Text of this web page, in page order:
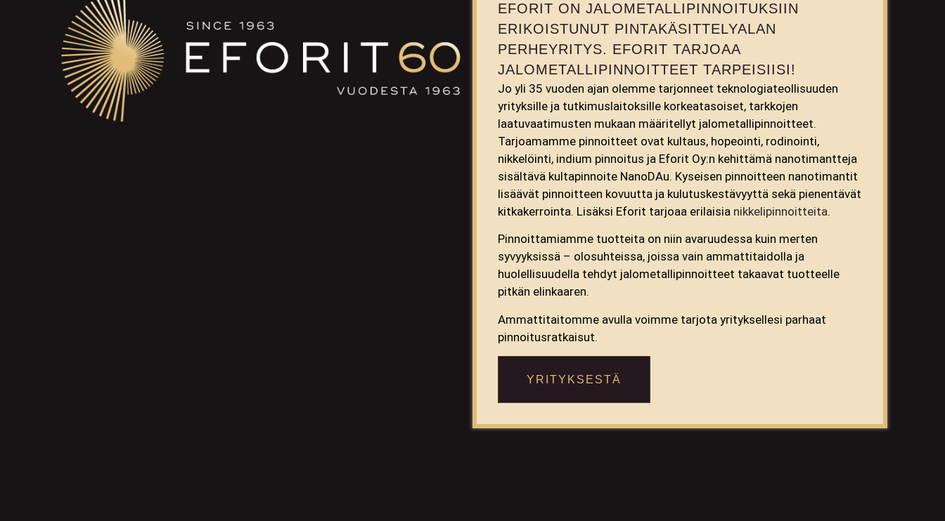
EFORIT ON JALOMETALLIPINNOITUKSIIN
ERIKOISTUNUT PINTAKÄSITTELYALAN
PERHEYRITYS. EFORIT TARJOAA
JALOMETALLIPINNOITTEET TARPEISIISI!
Jo yli 35 vuoden ajan olemme tarjonneet teknologiateollisuuden
yrityksille ja tutkimuslaitoksille korkeatasoiset, tarkkojen
laatuvaatimusten mukaan määritellyt jalometallipinnoitteet.
Tarjoamamme pinnoitteet ovat kultaus, hopeointi, rodinointi,
nikkelöinti, indium pinnoitus ja Eforit Oy:n kehittämä nanotimantteja
sisältävä kultapinnoite NanoDAu. Kyseisen pinnoitteen nanotimantit
lisäävät pinnoitteen kovuutta ja kulutuskestävyyttä sekä pienentävät
kitkakerrointa. Lisäksi Eforit tarjoaa erilaisia nikkelipinnoitteita.
Pinnoittamiamme tuotteita on niin avaruudessa kuin merten
syvyyksissä – olosuhteissa, joissa vain ammattitaidolla ja
huolellisuudella tehdyt jalometallipinnoitteet takaavat tuotteelle
pitkän elinkaaren.
Ammattitaitomme avulla voimme tarjota yrityksellesi parhaat
pinnoitusratkaisut.
YRITYKSESTÄ